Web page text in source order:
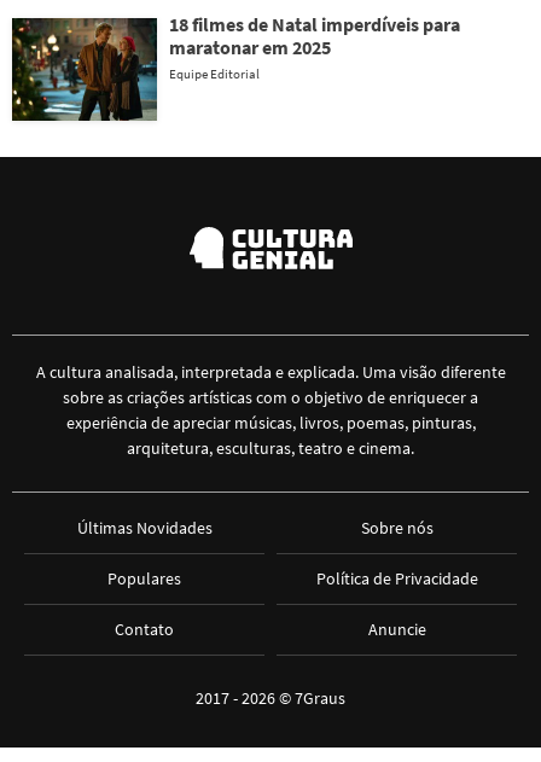
18 filmes de Natal imperdíveis para
maratonar em 2025
Equipe Editorial
A cultura analisada, interpretada e explicada. Uma visão diferente
sobre as criações artísticas com o objetivo de enriquecer a
experiência de apreciar músicas, livros, poemas, pinturas,
arquitetura, esculturas, teatro e cinema.
Últimas Novidades
Populares
Contato
Sobre nós
Política de Privacidade
Anuncie
2017 - 2026 ©7Graus